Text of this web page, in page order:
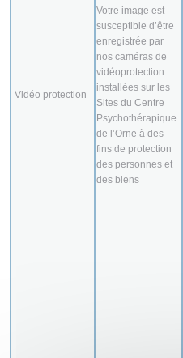
Vidéo protection
Votre image est
susceptible d’être
enregistrée par
nos caméras de
vidéoprotection
installées sur les
Sites du Centre
Psychothérapique
de l’Orne à des
fins de protection
des personnes et
des biens